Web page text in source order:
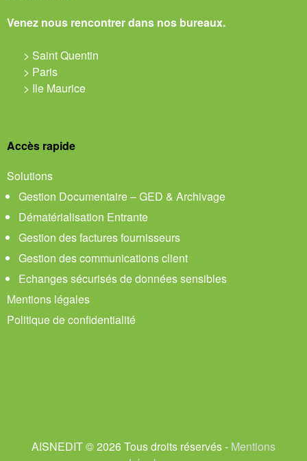
Venez nous rencontrer dans nos bureaux.
> Saint Quentin
> Paris
> Ile Maurice
Accès rapide
Solutions
Gestion Documentaire – GED & Archivage
Dématérialisation Entrante
Gestion des factures fournisseurs
Gestion des communications client
Echanges sécurisés de données sensibles
Mentions légales
Politique de confidentialité
AISNEDIT © 2026 Tous droits réservés - Mentions